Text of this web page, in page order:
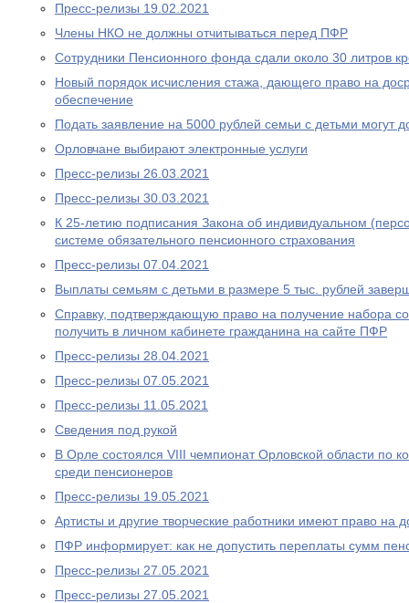
Пресс-релизы 19.02.2021
Члены НКО не должны отчитываться перед ПФР
Сотрудники Пенсионного фонда сдали около 30 литров
Новый порядок исчисления стажа, дающего право на
обеспечение
Подать заявление на 5000 рублей семьи с детьми могут
Орловчане выбирают электронные услуги
Пресс-релизы 26.03.2021
Пресс-релизы 30.03.2021
К 25-летию подписания Закона об индивидуальном
системе обязательного пенсионного страхования
Пресс-релизы 07.04.2021
Выплаты семьям с детьми в размере 5 тыс. рублей
Справку, подтверждающую право на получение набора
получить в личном кабинете гражданина на сайте ПФР
Пресс-релизы 28.04.2021
Пресс-релизы 07.05.2021
Пресс-релизы 11.05.2021
Сведения под рукой
В Орле состоялся VIII чемпионат Орловской области по
среди пенсионеров
Пресс-релизы 19.05.2021
Артисты и другие творческие работники имеют право на
ПФР информирует: как не допустить переплаты сумм
Пресс-релизы 27.05.2021
Пресс-релизы 27.05.2021